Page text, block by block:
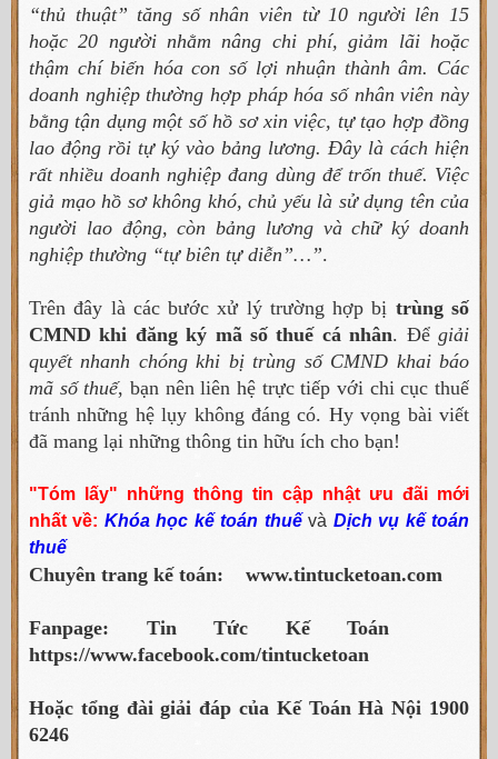
“thủ thuật” tăng số nhân viên từ 10 người lên 15
hoặc 20 người nhằm nâng chi phí, giảm lãi hoặc
thậm chí biến hóa con số lợi nhuận thành âm. Các
doanh nghiệp thường hợp pháp hóa số nhân viên này
bằng tận dụng một số hồ sơ xin việc, tự tạo hợp đồng
lao động rồi tự ký vào bảng lương. Đây là cách hiện
rất nhiều doanh nghiệp đang dùng để trốn thuế. Việc
giả mạo hồ sơ không khó, chủ yếu là sử dụng tên của
người lao động, còn bảng lương và chữ ký doanh
nghiệp thường “tự biên tự diễn”…”.
Trên đây là các bước xử lý trường hợp bị trùng số
CMND khi đăng ký mã số thuế cá nhân. Đểgiải
quyết nhanh chóng khi bị trùng số CMND khai báo
mã số thuế, bạn nên liên hệ trực tiếp với chi cục thuế
tránh những hệ lụy không đáng có. Hy vọng bài viết
đã mang lại những thông tin hữu ích cho bạn!
"Tóm lấy" những thông tin cập nhật ưu đãi mới
nhất về: Khóa học kế toán thuế và Dịch vụ kế toán
thuế
Chuyên trang kế toán: www.tintucketoan.com
Fanpage: Tin Tức Kế Toán
https://www.facebook.com/tintucketoan
Hoặc tổng đài giải đáp của Kế Toán Hà Nội 1900
6246